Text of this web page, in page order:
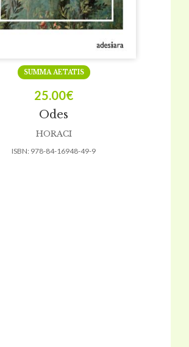
Odes
SUMMA AETATIS
25.00€
HORACI
ISBN: 978-84-16948-49-9